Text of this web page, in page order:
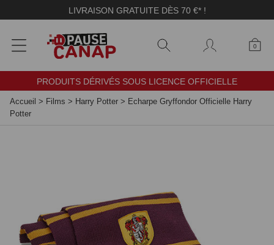
LIVRAISON GRATUITE DÈS 70 €* !
0
PRODUITS DÉRIVÉS SOUS LICENCE OFFICIELLE
Accueil > Films > Harry Potter > Echarpe Gryffondor Officielle Harry
Potter
Panneau de gestion des cookies